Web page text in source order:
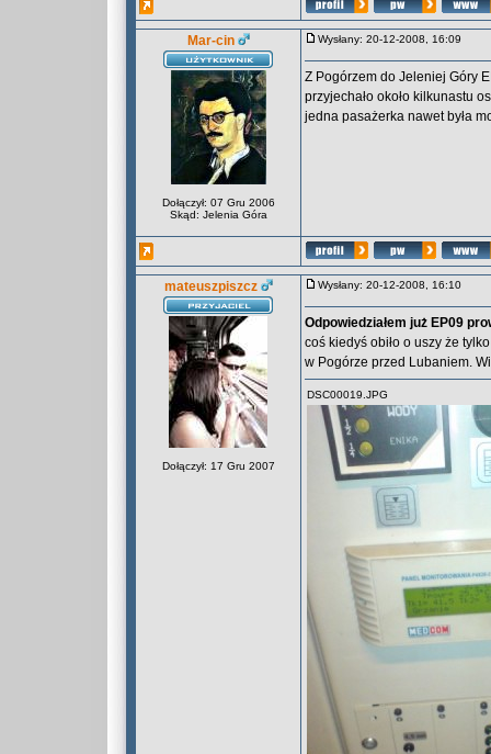
Mar-cin
Dołączył: 07 Gru 2006
Skąd: Jelenia Góra
Wysłany: 20-12-2008, 16:09
Z Pogórzem do Jeleniej Góry
przyjechało około kilkunastu
jedna pasażerka nawet była
mateuszpiszcz
Dołączył: 17 Gru 2007
Wysłany: 20-12-2008, 16:10
Odpowiedziałem już EP09
coś kiedyś obiło o uszy że
w Pogórze przed Lubaniem.
DSC00019.JPG